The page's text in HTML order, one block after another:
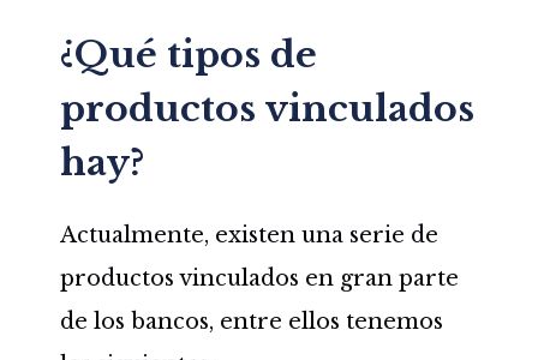
¿Qué tipos de
productos vinculados
hay?
Actualmente, existen una serie de
productos vinculados en gran parte
de los bancos, entre ellos tenemos